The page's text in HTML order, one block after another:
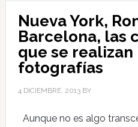
Nueva York,
Barcelona, las
que se realizan
fotografías
4 DICIEMBRE, 2013BY
Aunque no es algo